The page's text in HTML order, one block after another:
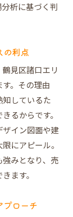
析に基づく判
の利点
見区諸口エリ
。その理由
しているた
るからです。
イン図面や建
にアピール。
みとなり、売
ます。
プローチ